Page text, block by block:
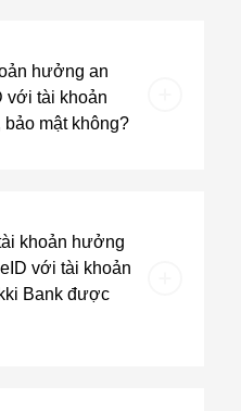
hưởng an
với tài khoản
mật không?
khoản hưởng
với tài khoản
Bank được